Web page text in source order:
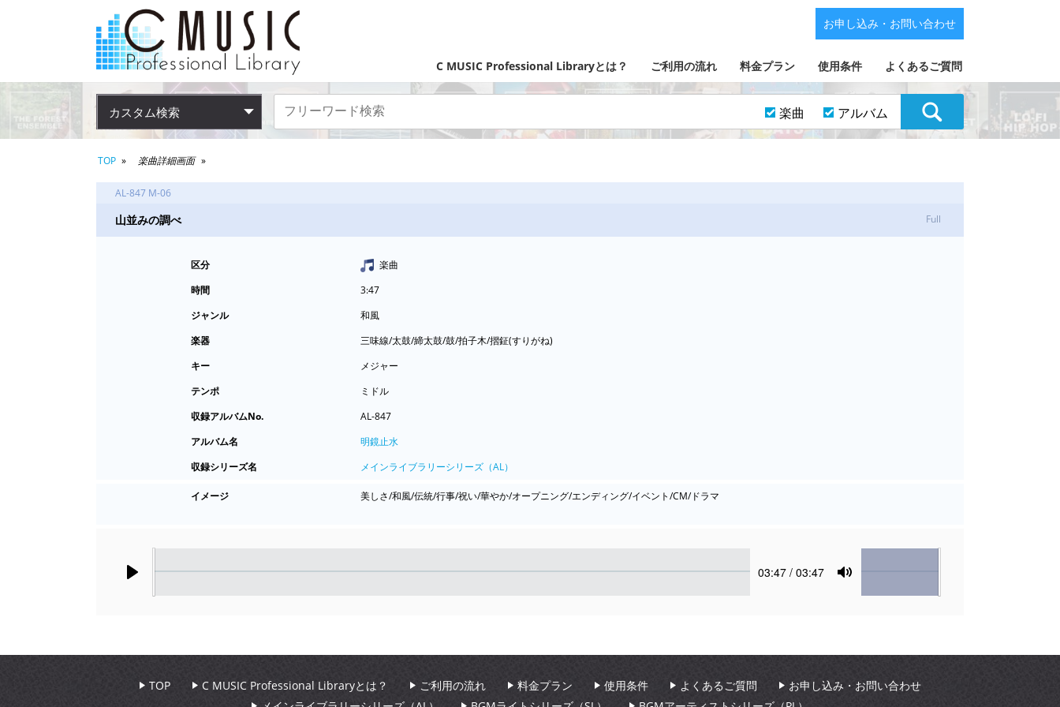
C MUSIC Professional Libraryとは？ ご利用の流れ 料金プラン 使用条件 よくあるご質問
お申し込み・お問い合わせ
カスタム検索 楽曲 アルバム
TOP 楽曲詳細画面
AL-847 M-06
山並みの調べ Full
区分
楽曲
時間
3:47
ジャンル
和風
楽器
三味線/太鼓/締太鼓/鼓/拍子木/摺鉦(すりがね)
キー
メジャー
テンポ
ミドル
収録アルバムNo.
AL-847
アルバム名
明鏡止水
収録シリーズ名
メインライブラリーシリーズ（AL）
イメージ 美しさ/和風/伝統/行事/祝い/華やか/オープニング/エンディング/イベント/CM/ドラマ
Current
03:47 / 03:47
Mute
Volume
TOP C MUSIC Professional Libraryとは？ ご利用の流れ 料金プラン 使用条件 よくあるご質問
お申し込み・お問い合わせ